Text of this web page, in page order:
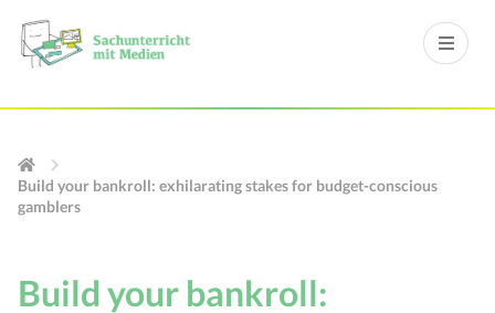
Build your bankroll: exhilarating stakes for budget-conscious
gamblers
Build your bankroll: